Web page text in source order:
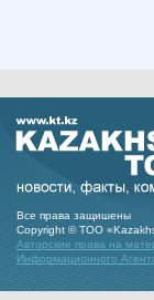
Все права защишены
Copyright © ТОО
Авторские права на
Информационного